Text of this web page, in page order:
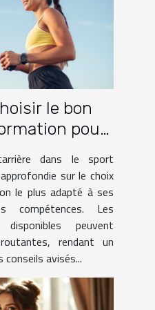
le bon
pour
le sport ?
dans le sport
sur le choix
le plus adapté à ses
Les
peuvent
rendant un
avisés...